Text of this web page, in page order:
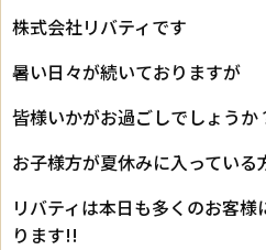
株式会社リバティです
暑い日々が続いておりますが
皆様いかがお過ごしでしょうか
お子様方が夏休みに入っている
リバティは本日も多くのお客
ります!!